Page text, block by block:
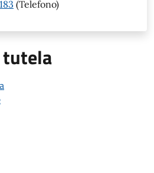
(Telefono)